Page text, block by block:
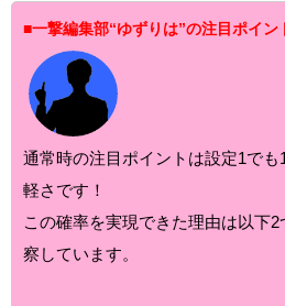
■一撃編集部“ゆずりは”の注目ポイン
通常時の注目ポイントは設定1で
軽さです！
この確率を実現できた理由は以下
察しています。